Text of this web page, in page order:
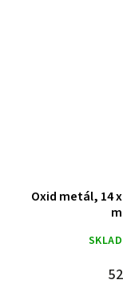
Oxid metál, 14